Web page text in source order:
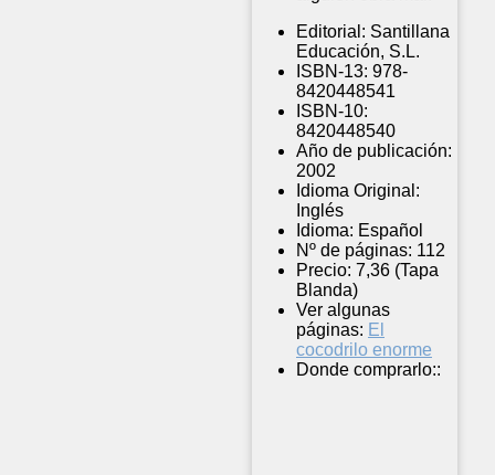
Editorial: Santillana
Educación, S.L.
ISBN-13: 978-
8420448541
ISBN-10:
8420448540
Año de publicación:
2002
Idioma Original:
Inglés
Idioma: Español
Nº de páginas: 112
Precio: 7,36 (Tapa
Blanda)
Ver algunas
páginas: El
cocodrilo enorme
Donde comprarlo::